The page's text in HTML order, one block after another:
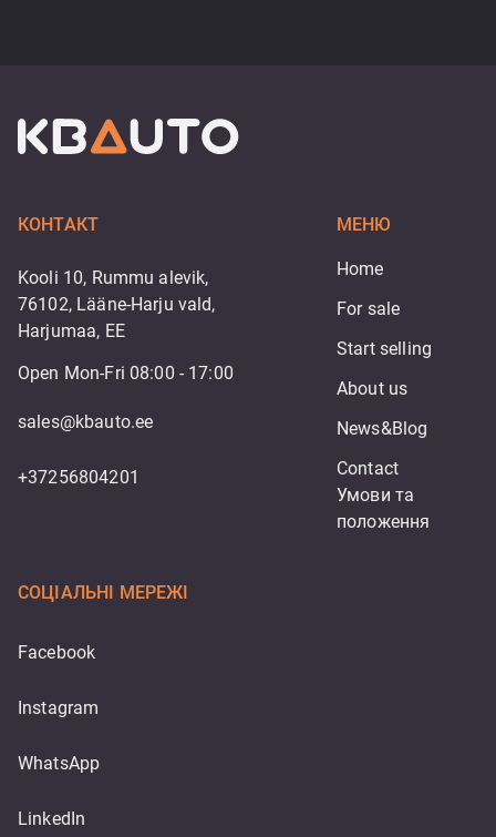
КОНТАКТ
Kooli 10, Rummu alevik,
76102, Lääne-Harju vald,
Harjumaa, EE
Open Mon-Fri 08:00 - 17:00
sales@kbauto.ee
+37256804201
МЕНЮ
Home
For sale
Start selling
About us
News&Blog
Contact
Умови та
положення
СОЦІАЛЬНІ МЕРЕЖІ
Facebook
Instagram
WhatsApp
LinkedIn